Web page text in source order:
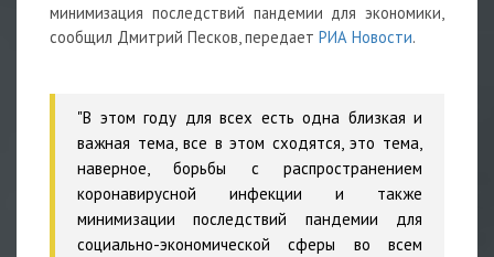
минимизация последствий пандемии для экономики,
сообщил Дмитрий Песков, передает РИА Новости.
"В этом году для всех есть одна близкая и
важная тема, все в этом сходятся, это тема,
наверное, борьбы с распространением
коронавирусной инфекции и также
минимизации последствий пандемии для
социально-экономической сферы во всем